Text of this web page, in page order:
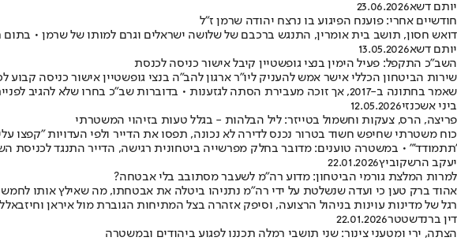
יותם דשא23.06.2026
חודשיים אחרי: פוענח הפיגוע בו נרצח יהודה שרמן ז"ל
דואש חסון, תושב בית אומרין, התנגש ברכבם של שלושה ישראלים וגרם למותו של שרמן • בתום
יותם דשא13.05.2026
השב"כ התקפל: פעיל הימין בנצי גופשטיין קיבל אישור כניסה לכנסת
שאמר בחתונה ב-2017, אך זוכה מעבירת הסתה לגזענות • בדוברות שב"כ בחרו שלא להגיב לפניית "היום" בנושא
ביני אשכנזי12.05.2026
פריצה, הרס, צעקות וחשמול בטייזר: ליל הבלהות - בגלל טעות בזיהוי המשטרתי
כוח משטרתי שחיפש חשוד בטרור נכנס לדירה לא נכונה, תפסו את הדייר ולפי העדויות "קפצו
'תתמודד'" • במשטרה טוענים: מדובר בחלק מפרשייה ביטחונית רגישה, הדייר התנגד לכניסת
יעקב הרשקוביץ22.01.2026
למרות המלצת גורמי הביטחון: מדוע רה"מ לשעבר מסתובב בלי אבטחה?
אהוד ברק טען כי ועדה שנשלטת על ידי רה"מ נתניהו ביטלה את אבטחתו, מה שאילץ אותו
רגל של מדינות עוינות בניהול הרצועה, וסיפק אזהרה בצל המתיחות הגוברת מול איראן
דין ברנדשטטר22.01.2026
הצתה, ירי ומטעני צינור: שני תושבי רמלה תכננו לפגוע ביהודים ובמשטרה